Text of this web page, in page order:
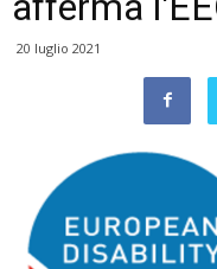
20 luglio 2021